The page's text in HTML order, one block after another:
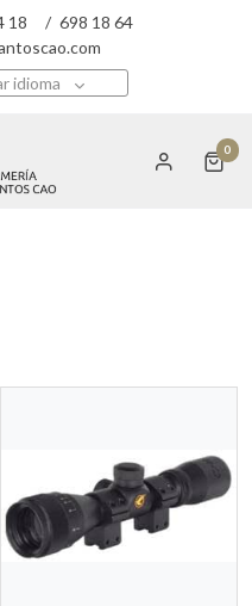
18 / 698 18 64
idioma
0